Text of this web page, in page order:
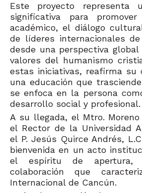
Este proyecto representa
significativa para
académico, el diálogo
de líderes internacionales
desde una perspectiva
valores del humanismo
estas iniciativas, reafirma su
una educación que
se enfoca en la persona
desarrollo social y profesional.
A su llegada, el Mtro.
el Rector de la Universidad
el P. Jesús Quirce Andrés,
bienvenida en un acto
el espíritu de apertura,
colaboración que
Internacional de Cancún.